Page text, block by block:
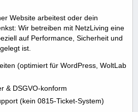
Website arbeitest oder dein
Wir betreiben mit NetzLiving eine
auf Performance, Sicherheit und
ist.
(optimiert für WordPress, WoltLab
& DSGVO-konform
(kein 0815-Ticket-System)